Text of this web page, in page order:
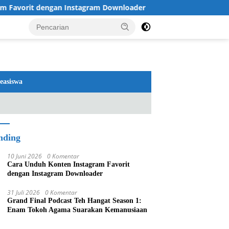
dengan Instagram Downloader
10 Juni 2026 0 Komentar
Cara Unduh Konten Instagram Favorit
dengan Instagram Downloader
31 Juli 2026 0 Komentar
Grand Final Podcast Teh Hangat Season 1:
Enam Tokoh Agama Suarakan Kemanusiaan